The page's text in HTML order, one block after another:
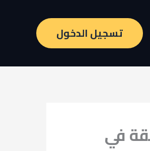
تسجيل الدخول
في